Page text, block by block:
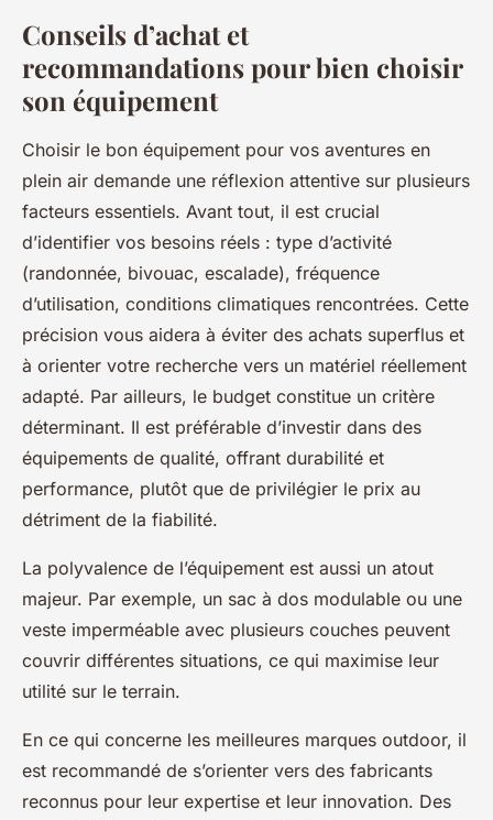
Conseils d’achat et
recommandations pour bien choisir
son équipement
Choisir le bon équipement pour vos aventures en
plein air demande une réflexion attentive sur plusieurs
facteurs essentiels. Avant tout, il est crucial
d’identifier vos besoins réels : type d’activité
(randonnée, bivouac, escalade), fréquence
d’utilisation, conditions climatiques rencontrées. Cette
précision vous aidera à éviter des achats superflus et
à orienter votre recherche vers un matériel réellement
adapté. Par ailleurs, le budget constitue un critère
déterminant. Il est préférable d’investir dans des
équipements de qualité, offrant durabilité et
performance, plutôt que de privilégier le prix au
détriment de la fiabilité.
La polyvalence de l’équipement est aussi un atout
majeur. Par exemple, un sac à dos modulable ou une
veste imperméable avec plusieurs couches peuvent
couvrir différentes situations, ce qui maximise leur
utilité sur le terrain.
En ce qui concerne les meilleures marques outdoor, il
est recommandé de s’orienter vers des fabricants
reconnus pour leur expertise et leur innovation. Des